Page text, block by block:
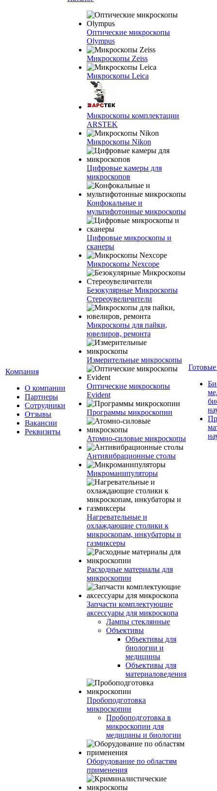
Компания
О компании
Партнеры
Сотрудники
Отзывы
Вакансии
Реквизиты
Оптические микроскопы
Olympus
Микроскопы Zeiss
Микроскопы Leica
Микроскопы комплектации
ARSTEK
Микроскопы Nikon
Цифровые камеры для
микроскопов
Конфокальные и
мультифотонные микроскопы
Цифровые микроскопы и
сканеры
Микроскопы Nexcope
Безокулярные Микроскопы
Стереоувеличители
Микроскопы для пайки,
ювелиров, ремонта
Измерительные микроскопы
Оптические микроскопы
Evident
Программы микроскопии
Атомно-силовые микроскопы
Антивибрационные столы
Микроманипуляторы
Нагревательные и
охлаждающие столики к
микроскопам, инкубаторы и
газмиксеры
Расходные материалы для
микроскопии
Запчасти комплектующие
аксессуары для микроскопа
Лампы стеклянные
Объективы
Объективы для
биологии и
медицины
Объективы для
материаловедения
Пробоподготовка
микроскопии
Пробоподготовка в
микроскопии для
медицины и биологии
Оборудование по областям
применения